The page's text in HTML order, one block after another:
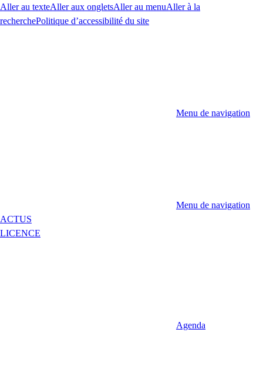
Aller au texteAller aux ongletsAller au menuAller à la
recherchePolitique d’accessibilité du site
Menu de navigation
Menu de navigation
ACTUS
LICENCE
Agenda